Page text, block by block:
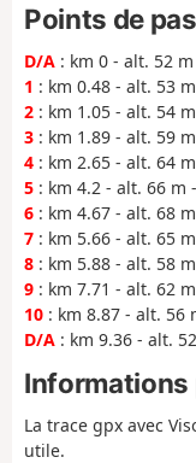
Points de
D/A : km 0 - alt. 52
1 : km 0.48 - alt. 53
2 : km 1.05 - alt. 54
3 : km 1.89 - alt. 59
4 : km 2.65 - alt. 64
5 : km 4.2 - alt. 66 m
6 : km 4.67 - alt. 68
7 : km 5.66 - alt. 65
8 : km 5.88 - alt. 58
9 : km 7.71 - alt. 62
10 : km 8.87 - alt. 56
D/A : km 9.36 - alt.
Informations
La trace gpx avec
utile.